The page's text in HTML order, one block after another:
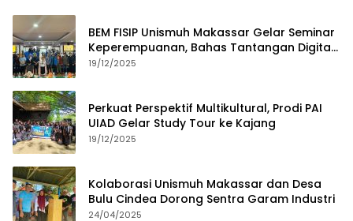
BEM FISIP Unismuh Makassar Gelar Seminar
Keperempuanan, Bahas Tantangan Digital
dan Budaya Lokal
19/12/2025
Perkuat Perspektif Multikultural, Prodi PAI
UIAD Gelar Study Tour ke Kajang
19/12/2025
Kolaborasi Unismuh Makassar dan Desa
Bulu Cindea Dorong Sentra Garam Industri
24/04/2025